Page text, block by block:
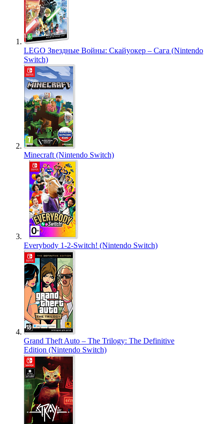
LEGO Звездные Войны: Скайуокер – Сага (Nintendo
Switch)
Minecraft (Nintendo Switch)
Everybody 1-2-Switch! (Nintendo Switch)
Grand Theft Auto – The Trilogy: The Definitive
Edition (Nintendo Switch)